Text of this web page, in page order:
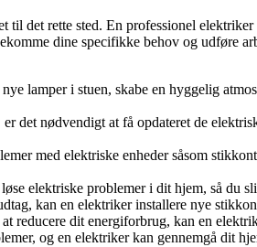
det rette sted. En professionel
dine specifikke behov og udføre
lamper i stuen, skabe en hyggelig
det nødvendigt at få opdateret de
med elektriske enheder såsom
elektriske problemer i dit hjem, så du
kan en elektriker installere nye
reducere dit energiforbrug, kan en
og en elektriker kan gennemgå dit